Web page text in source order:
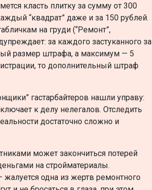
класть плитку за сумму от 300
“квадрат” даже и за 150 рублей.
на груди (“Ремонт”,
за каждого застуканного за
размер штрафа, а максимум — 5
то дополнительный штраф
гастарбайтеров нашли управу:
к делу нелегалов. Отследить
достаточно сложно и
может закончиться потерей
на стройматериалы.
одна из жертв ремонтного